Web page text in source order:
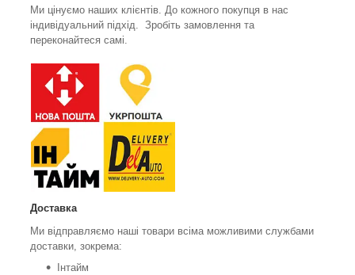
Ми цінуємо наших клієнтів. До кожного покупця в нас
індивідуальний підхід. Зробіть замовлення та
переконайтеся самі.
Доставка
Ми відправляємо наші товари всіма можливими службами
доставки, зокрема:
Інтайм